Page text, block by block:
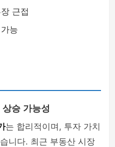
근접
능
승 가능성
는 합리적이며, 투자 가치
니다. 최근 부동산 시장